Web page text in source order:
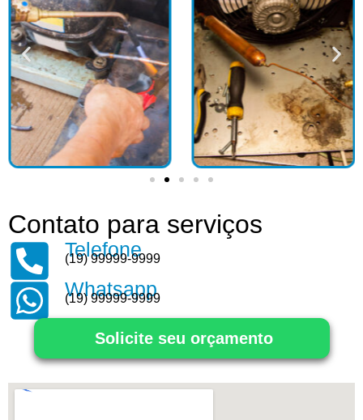
Contato para serviços
Telefone
(19) 99999-9999
Whatsapp
(19) 99999-9999
Solicite seu orçamento